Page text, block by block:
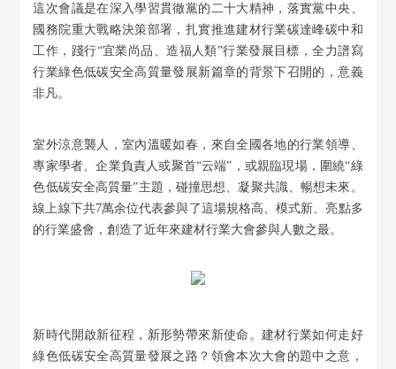
這次會議是在深入學習貫徹黨的二十大精神，落實黨中央、
國務院重大戰略決策部署，扎實推進建材行業碳達峰碳中和
工作，踐行“宜業尚品、造福人類”行業發展目標，全力譜寫
行業綠色低碳安全高質量發展新篇章的背景下召開的，意義
非凡。
室外涼意襲人，室內溫暖如春，來自全國各地的行業領導、
專家學者、企業負責人或聚首“云端”，或親臨現場，圍繞“綠
色低碳安全高質量”主題，碰撞思想、凝聚共識、暢想未來。
線上線下共7萬余位代表參與了這場規格高、模式新、亮點多
的行業盛會，創造了近年來建材行業大會參與人數之最。
新時代開啟新征程，新形勢帶來新使命。建材行業如何走好
綠色低碳安全高質量發展之路？領會本次大會的題中之意，